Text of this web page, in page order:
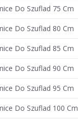
Do Szuflad 75 Cm
Do Szuflad 80 Cm
Do Szuflad 85 Cm
Do Szuflad 90 Cm
Do Szuflad 95 Cm
Do Szuflad 100 Cm